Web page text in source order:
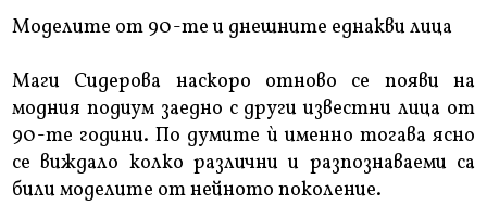
Моделите от 90-те и днешните еднакви лица
Маги Сидерова наскоро отново се появи на
модния подиум заедно с други известни лица от
90-те години. По думите ѝ именно тогава ясно
се виждало колко различни и разпознаваеми са
били моделите от нейното поколение.